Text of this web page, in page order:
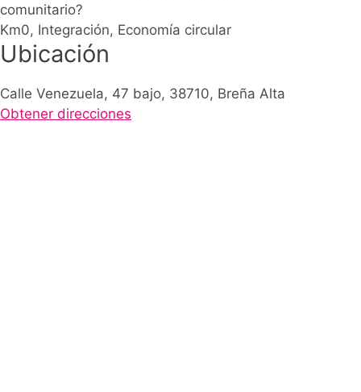
comunitario?
Km0, Integración, Economía circular
Ubicación
Calle Venezuela, 47 bajo, 38710, Breña Alta
Obtener direcciones